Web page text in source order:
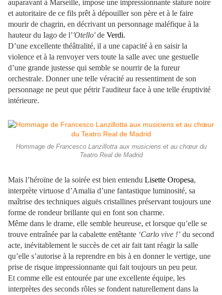
auparavant à Marseille, impose une impressionnante stature noire
et autoritaire de ce fils prêt à dépouiller son père et à le faire
mourir de chagrin, en décrivant un personnage maléfique à la
hauteur du Iago de l’'Otello'de Verdi.
D’une excellente théâtralité, il a une capacité à en saisir la
violence et à la renvoyer vers toute la salle avec une gestuelle
d’une grande justesse qui semble se nourrir de la fureur
orchestrale. Donner une telle véracité au ressentiment de son
personnage ne peut que pétrir l'auditeur face à une telle éruptivité
intérieure.
Hommage de Francesco Lanzillotta aux musiciens et au chœur du
Teatro Real de Madrid
Mais l’héroïne de la soirée est bien entendu Lisette Oropesa,
interprète virtuose d’Amalia d’une fantastique luminosité, sa
maîtrise des techniques aiguës cristallines préservant toujours une
forme de rondeur brillante qui en font son charme.
Même dans le drame, elle semble heureuse, et lorsque qu’elle se
trouve entraînée par la cabalette entêtante ‘Carlo vive !’ du second
acte, inévitablement le succès de cet air fait tant réagir la salle
qu’elle s’autorise à la reprendre en bis à en donner le vertige, une
prise de risque impressionnante qui fait toujours un peu peur.
Et comme elle est entourée par une excellente équipe, les
interprètes des seconds rôles se fondent naturellement dans la